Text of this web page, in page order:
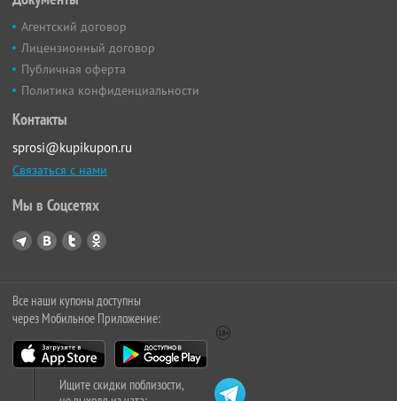
Агентский договор
Лицензионный договор
Публичная оферта
Политика конфиденциальности
Контакты
sprosi@kupikupon.ru
Связаться с нами
Мы в Соцсетях
Все наши купоны доступны
через Мобильное Приложение:
Ищите скидки поблизости,